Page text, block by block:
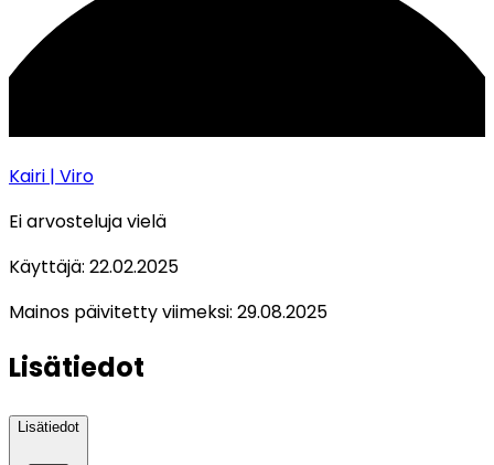
Kairi | Viro
Ei arvosteluja vielä
Käyttäjä: 22.02.2025
Mainos päivitetty viimeksi: 29.08.2025
Lisätiedot
Lisätiedot